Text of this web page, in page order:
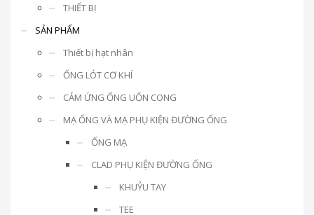
THIẾT BỊ
SẢN PHẨM
Thiết bị hạt nhân
ỐNG LÓT CƠ KHÍ
CẢM ỨNG ỐNG UỐN CONG
MẠ ỐNG VÀ MẠ PHỤ KIỆN ĐƯỜNG ỐNG
ỐNG MẠ
CLAD PHỤ KIỆN ĐƯỜNG ỐNG
KHUỶU TAY
TEE